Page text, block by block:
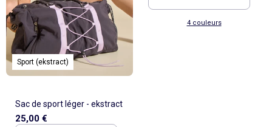
Sport (ekstract)
Sac de sport léger - ekstract
25,00 €
4 couleurs